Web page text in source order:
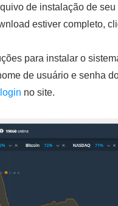
de instalação de
estiver completo,
para instalar o
de usuário e senha
no site.